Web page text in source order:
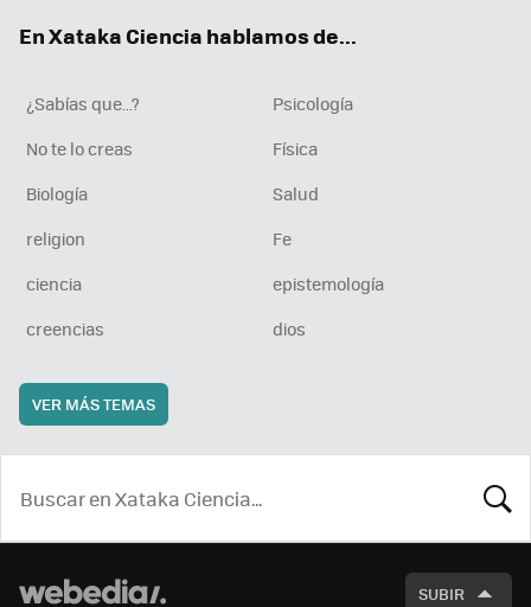
En Xataka Ciencia hablamos de...
¿Sabías que...?
Psicología
No te lo creas
Física
Biología
Salud
religion
Fe
ciencia
epistemología
creencias
dios
VER MÁS TEMAS
SUBIR